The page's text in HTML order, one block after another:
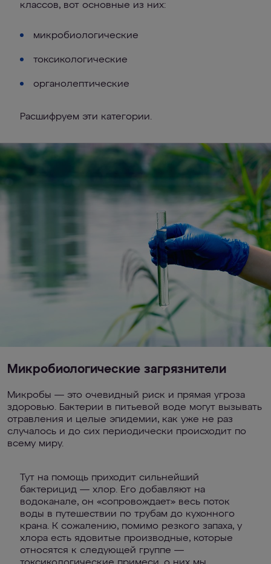
классов, вот основные из них:
микробиологические
токсикологические
органолептические
Расшифруем эти категории.
Микробиологические загрязнители
Микробы — это очевидный риск и прямая угроза
здоровью. Бактерии в питьевой воде могут вызывать
отравления и целые эпидемии, как уже не раз
случалось и до сих периодически происходит по
всему миру.
Тут на помощь приходит сильнейший
бактерицид — хлор. Его добавляют на
водоканале, он «сопровождает» весь поток
воды в путешествии по трубам до кухонного
крана. К сожалению, помимо резкого запаха, у
хлора есть ядовитые производные, которые
относятся к следующей группе —